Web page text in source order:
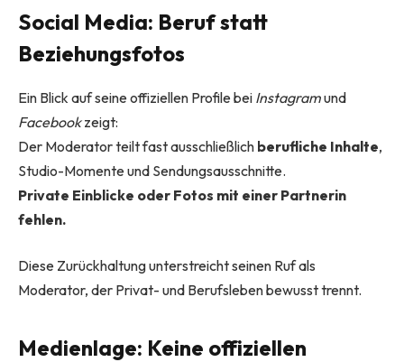
Social Media: Beruf statt
Beziehungsfotos
Ein Blick auf seine offiziellen Profile bei Instagramund
Facebookzeigt:
Der Moderator teilt fast ausschließlich berufliche Inhalte,
Studio-Momente und Sendungsausschnitte.
Private Einblicke oder Fotos mit einer Partnerin
fehlen.
Diese Zurückhaltung unterstreicht seinen Ruf als
Moderator, der Privat- und Berufsleben bewusst trennt.
Medienlage: Keine offiziellen